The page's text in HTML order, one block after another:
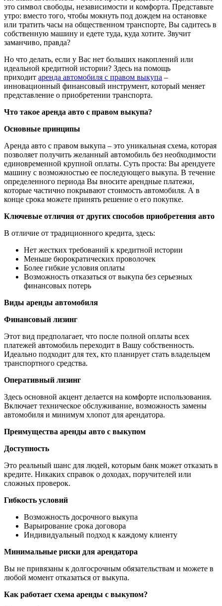
это символ свободы, независимости и комфорта. Представьте
утро: вместо того, чтобы мокнуть под дождем на остановке
или тратить часы на общественном транспорте, Вы садитесь в
собственную машину и едете туда, куда хотите. Звучит
заманчиво, правда?
Но что делать, если у Вас нет больших накоплений или
идеальной кредитной истории? Здесь на помощь
приходит аренда автомобиля с правом выкупа –
инновационный финансовый инструмент, который меняет
представление о приобретении транспорта.
Что такое аренда авто с правом выкупа?
Основные принципы
Аренда авто с правом выкупа – это уникальная схема, которая
позволяет получить желанный автомобиль без необходимости
единовременной крупной оплаты. Суть проста: Вы арендуете
машину с возможностью ее последующего выкупа. В течение
определенного периода Вы вносите арендные платежи,
которые частично покрывают стоимость автомобиля. А в
конце срока можете принять решение о его покупке.
Ключевые отличия от других способов приобретения авто
В отличие от традиционного кредита, здесь:
Нет жестких требований к кредитной истории
Меньше бюрократических проволочек
Более гибкие условия оплаты
Возможность отказаться от выкупа без серьезных
финансовых потерь
Виды аренды автомобиля
Финансовый лизинг
Этот вид предполагает, что после полной оплаты всех
платежей автомобиль переходит в Вашу собственность.
Идеально подходит для тех, кто планирует стать владельцем
транспортного средства.
Оперативный лизинг
Здесь основной акцент делается на комфорте использования.
Включает техническое обслуживание, возможность замены
автомобиля и минимум хлопот для арендатора.
Преимущества аренды авто с выкупом
Доступность
Это реальный шанс для людей, которым банк может отказать в
кредите. Никаких справок о доходах, поручителей или
сложных проверок.
Гибкость условий
Возможность досрочного выкупа
Варьирование срока договора
Индивидуальный подход к каждому клиенту
Минимальные риски для арендатора
Вы не привязаны к долгосрочным обязательствам и можете в
любой момент отказаться от выкупа.
Как работает схема аренды с выкупом?